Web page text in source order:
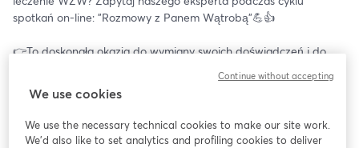
spotkań on-line: "Rozmowy z Panem Wątrobą"💪👍
👉To doskonała okazja do wymiany swoich doświadczeń i do
👉Na nasze pytania przez cały cykl spotkań odpowiadać będzie
dr hab. n. med. Dorota Zarębska-Michaluk, prof. Uniwersytetu
We use cookies
We use the necessary technical cookies to make our site work.
We'd also like to set analytics and profiling cookies to deliver
Continue without accepting